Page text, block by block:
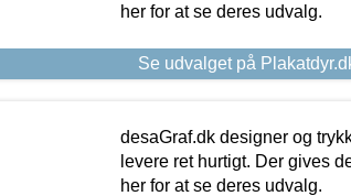
her for at se deres udvalg.
Se udvalget på
desaGraf.dk designer og
levere ret hurtigt. Der gives
her for at se deres udvalg.